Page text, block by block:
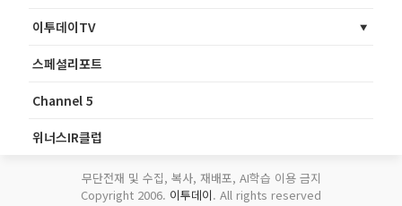
이투데이TV
스페셜리포트
Channel 5
위너스IR클럽
무단전재 및 수집, 복사, 재배포, AI학습 이용 금지
Copyright 2006. 이투데이. All rights reserved